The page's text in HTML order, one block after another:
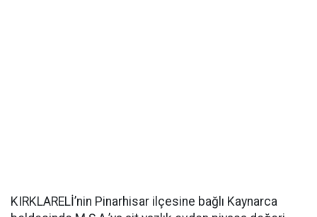
KIRKLARELİ’nin Pinarhisar ilçesine bağlı Kaynarca